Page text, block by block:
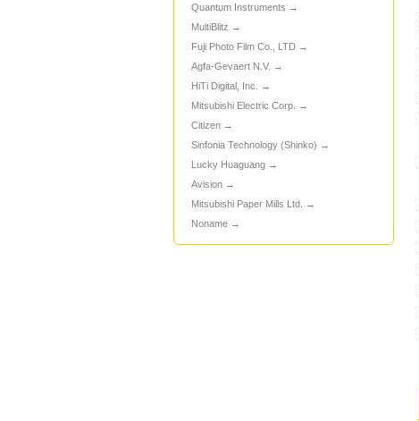
Quantum Instruments
MultiBlitz
Fuji Photo Film Co., LTD
Agfa-Gevaert N.V.
HiTi Digital, Inc.
Mitsubishi Electric Corp.
Citizen
Sinfonia Technology (Shinko)
Lucky Huaguang
Avision
Mitsubishi Paper Mills Ltd.
Noname